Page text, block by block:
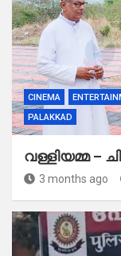
CINEMA
PALAKKAD
വള്ളിയമ്മ –
3 months ago